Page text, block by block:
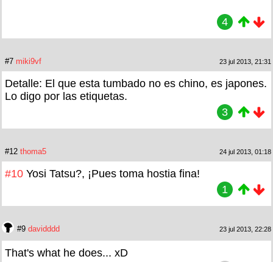
4
#7 miki9vf 23 jul 2013, 21:31
Detalle: El que esta tumbado no es chino, es japones.
Lo digo por las etiquetas.
3
#12 thoma5 24 jul 2013, 01:18
#10 Yosi Tatsu?, ¡Pues toma hostia fina!
1
#9 davidddd 23 jul 2013, 22:28
That's what he does... xD